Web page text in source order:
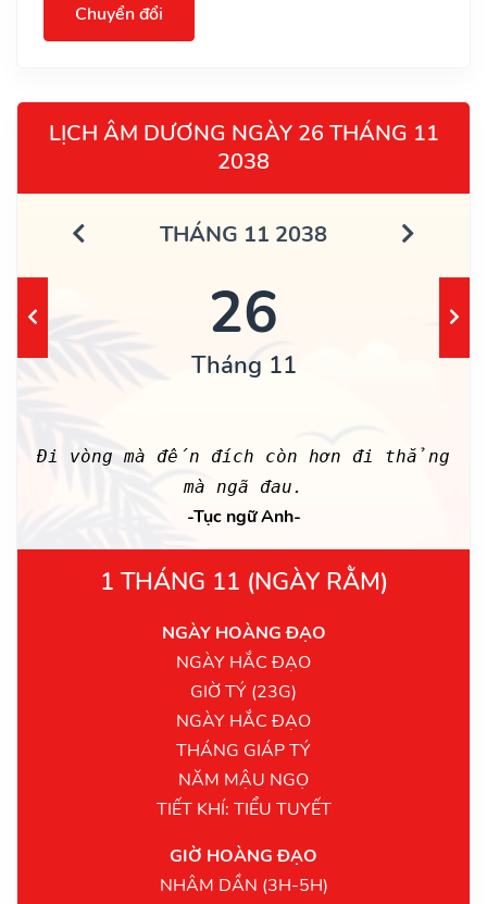
Chuyển đổi
LỊCH ÂM DƯƠNG NGÀY 26 THÁNG 11
2038
THÁNG 11 2038
26
Tháng 11
Đi vòng mà đến đích còn hơn đi thẳng
mà ngã đau.
-Tục ngữ Anh-
1 THÁNG 11 (NGÀY RẰM)
NGÀY HOÀNG ĐẠO
NGÀY HẮC ĐẠO
GIỜ TÝ (23G)
NGÀY HẮC ĐẠO
THÁNG GIÁP TÝ
NĂM MẬU NGỌ
TIẾT KHÍ: TIỂU TUYẾT
GIỜ HOÀNG ĐẠO
NHÂM DẦN (3H-5H)